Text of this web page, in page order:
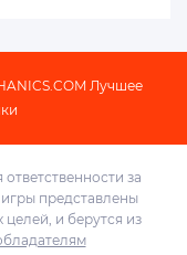
Лучшее
за
представлены
и берутся из